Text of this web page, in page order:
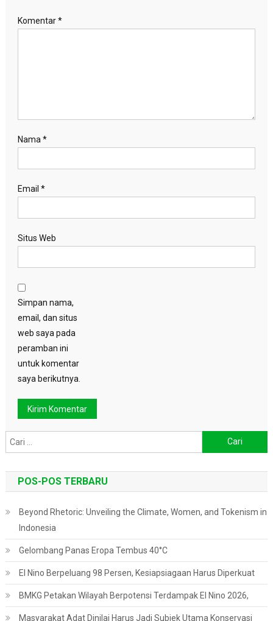
Komentar*
Nama *
Email *
Situs Web
Simpan nama,
email, dan situs
web saya pada
peramban ini
untuk komentar
saya berikutnya.
untuk:
POS-POS TERBARU
Beyond Rhetoric: Unveiling the Climate, Women, and Tokenism in
Indonesia
Gelombang Panas Eropa Tembus 40°C
El Nino Berpeluang 98 Persen, Kesiapsiagaan Harus Diperkuat
BMKG Petakan Wilayah Berpotensi Terdampak El Nino 2026,
Masyarakat Adat Dinilai Harus Jadi Subjek Utama Konservasi